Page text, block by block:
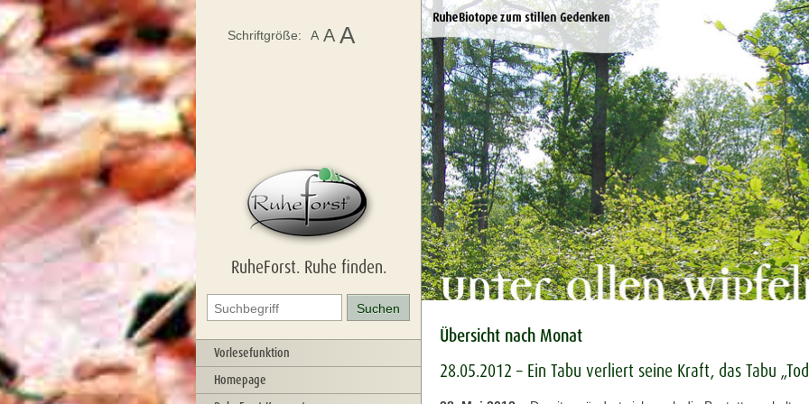
RuheForst. Ruhe finden.
Vorlesefunktion
Homepage
Schriftgröße: A A A
Übersicht nach Monat
28.05.2012 – Ein Tabu verliert seine Kraft, das Tabu